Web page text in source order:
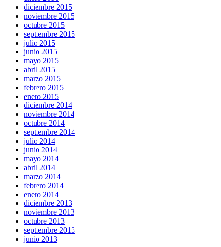
diciembre 2015
noviembre 2015
octubre 2015
septiembre 2015
julio 2015
junio 2015
mayo 2015
abril 2015
marzo 2015
febrero 2015
enero 2015
diciembre 2014
noviembre 2014
octubre 2014
septiembre 2014
julio 2014
junio 2014
mayo 2014
abril 2014
marzo 2014
febrero 2014
enero 2014
diciembre 2013
noviembre 2013
octubre 2013
septiembre 2013
junio 2013